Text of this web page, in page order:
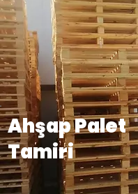
Ahşap Palet
Tamiri